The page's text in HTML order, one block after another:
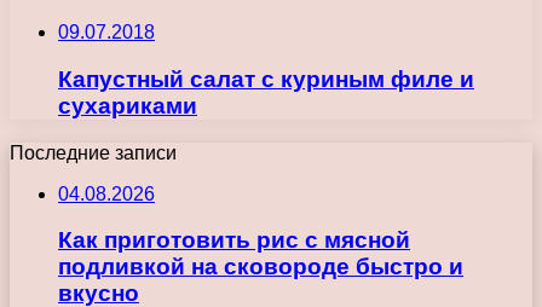
09.07.2018
Капустный салат с куриным филе и
сухариками
Последние записи
04.08.2026
Как приготовить рис с мясной
подливкой на сковороде быстро и
вкусно